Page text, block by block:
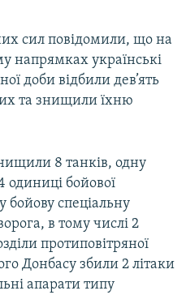
сил повідомили, що на
напрямках українські
доби відбили дев’ять
та знищили їхню
8 танків, одну
одиниці бойової
бойову спеціальну
в тому числі 2
протиповітряної
Донбасу збили 2 літаки
апарати типу